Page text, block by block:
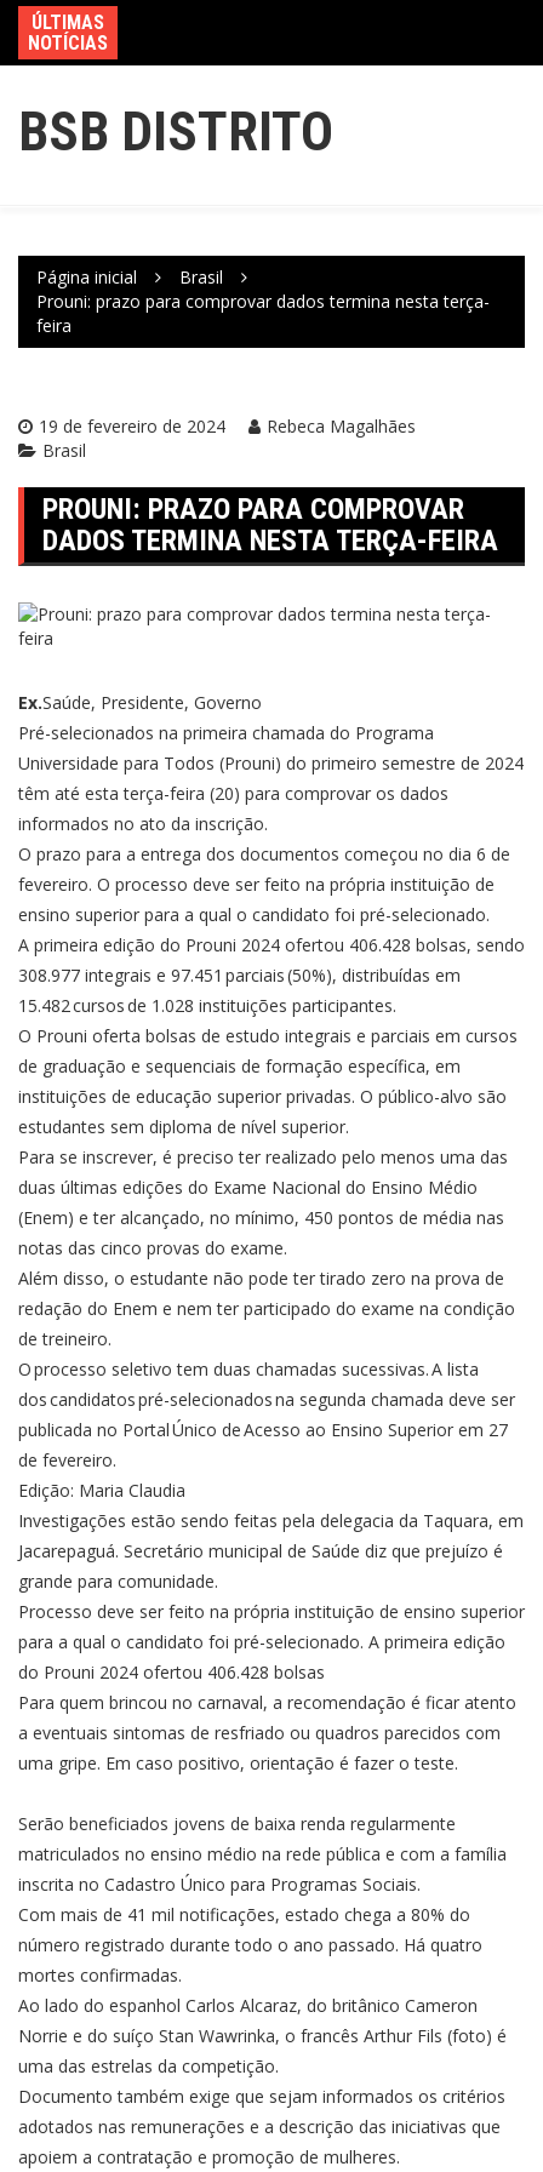
ÚLTIMAS
NOTÍCIAS
BSB DISTRITO
Página inicial
Brasil
Prouni: prazo para comprovar dados termina nesta terça-
feira
19 de fevereiro de 2024
Rebeca Magalhães
Brasil
PROUNI: PRAZO PARA COMPROVAR
DADOS TERMINA NESTA TERÇA-FEIRA
Ex.Saúde, Presidente, Governo
Pré-selecionados na primeira chamada do Programa
Universidade para Todos (Prouni) do primeiro semestre de 2024
têm até esta terça-feira (20) para comprovar os dados
informados no ato da inscrição.
O prazo para a entrega dos documentos começou no dia 6 de
fevereiro. O processo deve ser feito na própria instituição de
ensino superior para a qual o candidato foi pré-selecionado.
A primeira edição do Prouni 2024 ofertou 406.428 bolsas, sendo
308.977 integrais e 97.451 parciais (50%), distribuídas em
15.482 cursos de 1.028 instituições participantes.
O Prouni oferta bolsas de estudo integrais e parciais em cursos
de graduação e sequenciais de formação específica, em
instituições de educação superior privadas. O público-alvo são
estudantes sem diploma de nível superior.
Para se inscrever, é preciso ter realizado pelo menos uma das
duas últimas edições do Exame Nacional do Ensino Médio
(Enem) e ter alcançado, no mínimo, 450 pontos de média nas
notas das cinco provas do exame.
Além disso, o estudante não pode ter tirado zero na prova de
redação do Enem e nem ter participado do exame na condição
de treineiro.
O processo seletivo tem duas chamadas sucessivas. A lista
dos candidatos pré-selecionados na segunda chamada deve ser
publicada no Portal Único de Acesso ao Ensino Superior em 27
de fevereiro.
Edição: Maria Claudia
Investigações estão sendo feitas pela delegacia da Taquara, em
Jacarepaguá. Secretário municipal de Saúde diz que prejuízo é
grande para comunidade.
Processo deve ser feito na própria instituição de ensino superior
para a qual o candidato foi pré-selecionado. A primeira edição
do Prouni 2024 ofertou 406.428 bolsas
Para quem brincou no carnaval, a recomendação é ficar atento
a eventuais sintomas de resfriado ou quadros parecidos com
uma gripe. Em caso positivo, orientação é fazer o teste.
Serão beneficiados jovens de baixa renda regularmente
matriculados no ensino médio na rede pública e com a família
inscrita no Cadastro Único para Programas Sociais.
Com mais de 41 mil notificações, estado chega a 80% do
número registrado durante todo o ano passado. Há quatro
mortes confirmadas.
Ao lado do espanhol Carlos Alcaraz, do britânico Cameron
Norrie e do suíço Stan Wawrinka, o francês Arthur Fils (foto) é
uma das estrelas da competição.
Documento também exige que sejam informados os critérios
adotados nas remunerações e a descrição das iniciativas que
apoiem a contratação e promoção de mulheres.